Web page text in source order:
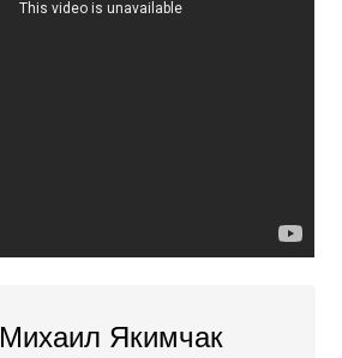
Михаил Якимчак